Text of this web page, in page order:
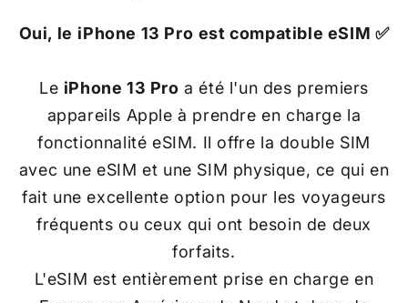
Oui, le iPhone 13 Pro est compatible eSIM ✅
Le iPhone 13 Pro a été l'un des premiers
appareils Apple à prendre en charge la
fonctionnalité eSIM. Il offre la double SIM
avec une eSIM et une SIM physique, ce qui en
fait une excellente option pour les voyageurs
fréquents ou ceux qui ont besoin de deux
forfaits.
L'eSIM est entièrement prise en charge en